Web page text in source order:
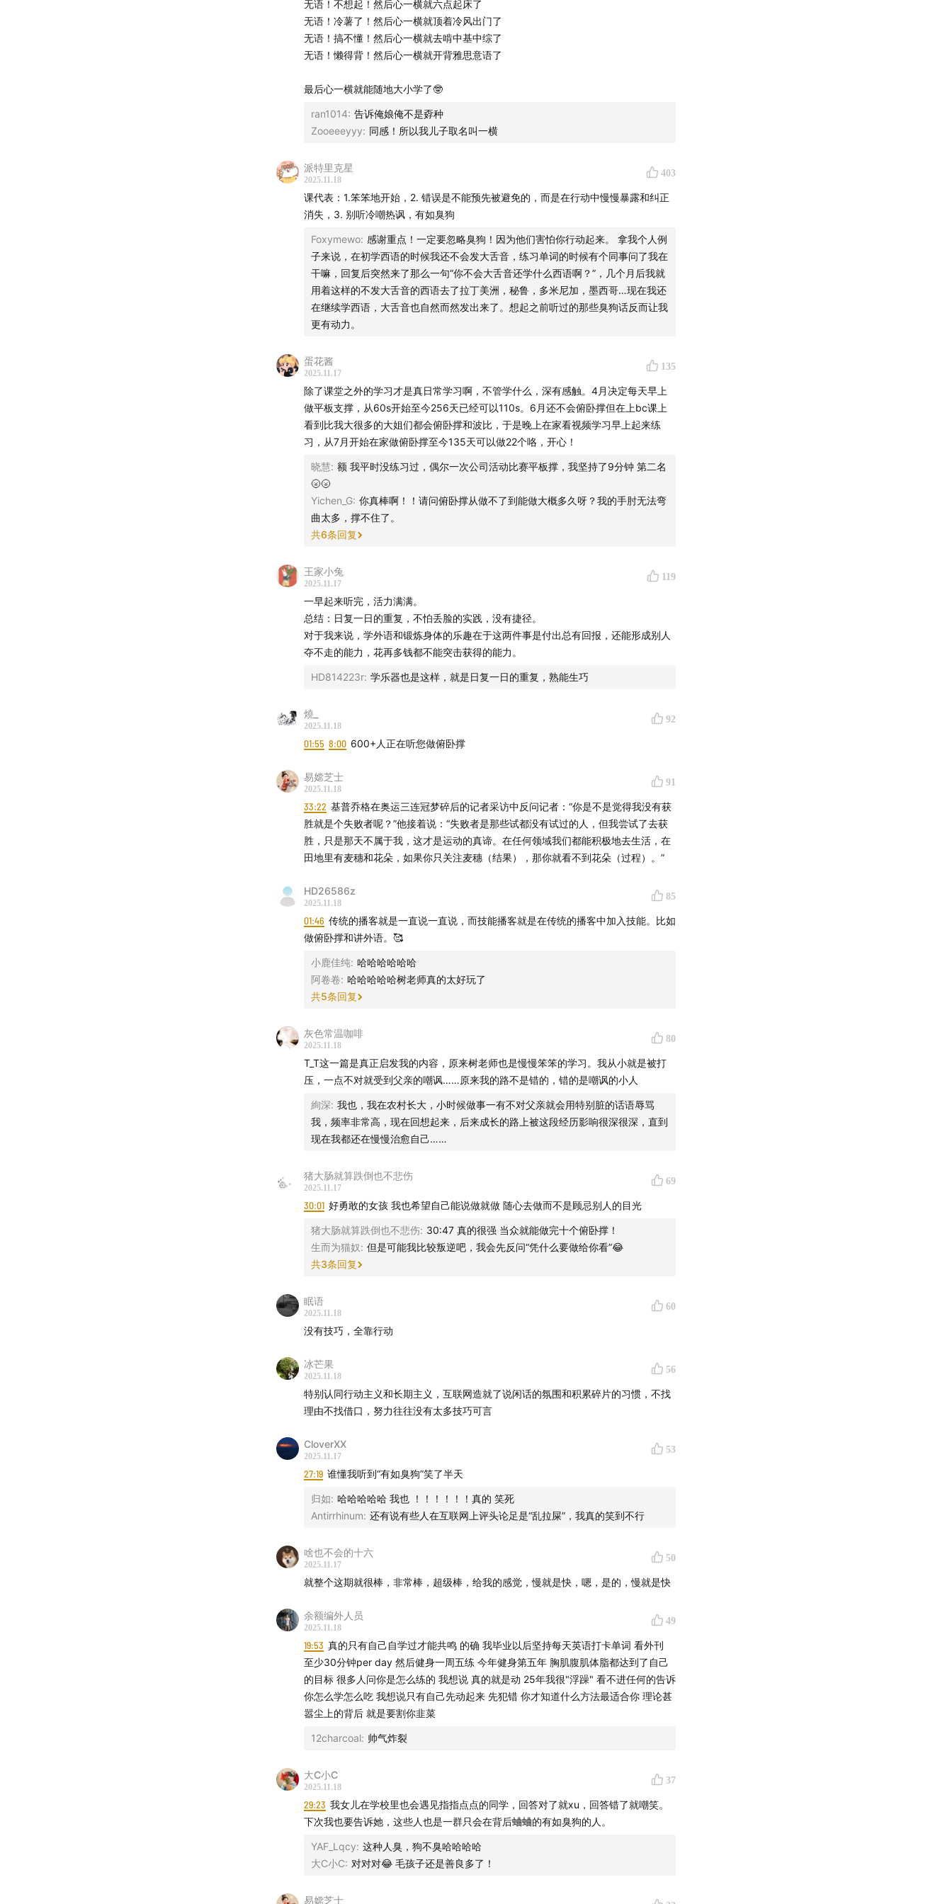
无语！不想起！然后心一横就六点起床了
无语！冷薯了！然后心一横就顶着冷风出门了
无语！搞不懂！然后心一横就去啃中基中综了
无语！懒得背！然后心一横就开背雅思意语了
最后心一横就能随地大小学了🤓
ran1014: 告诉俺娘俺不是孬种
Zooeeeyyy: 同感！所以我儿子取名叫一横
派特里克星
2025.11.18
403
课代表：1.笨笨地开始，2. 错误是不能预先被避免的，而是在行动中慢慢暴露和纠正
消失，3. 别听冷嘲热讽，有如臭狗
Foxymewo: 感谢重点！一定要忽略臭狗！因为他们害怕你行动起来。 拿我个人例
子来说，在初学西语的时候我还不会发大舌音，练习单词的时候有个同事问了我在
干嘛，回复后突然来了那么一句“你不会大舌音还学什么西语啊？”，几个月后我就
用着这样的不发大舌音的西语去了拉丁美洲，秘鲁，多米尼加，墨西哥…现在我还
在继续学西语，大舌音也自然而然发出来了。想起之前听过的那些臭狗话反而让我
更有动力。
蛋花酱
2025.11.17
135
除了课堂之外的学习才是真日常学习啊，不管学什么，深有感触。4月决定每天早上
做平板支撑，从60s开始至今256天已经可以110s。6月还不会俯卧撑但在上bc课上
看到比我大很多的大姐们都会俯卧撑和波比，于是晚上在家看视频学习早上起来练
习，从7月开始在家做俯卧撑至今135天可以做22个咯，开心！
晓慧: 额 我平时没练习过，偶尔一次公司活动比赛平板撑，我坚持了9分钟 第二名
🌝🌝
Yichen_G: 你真棒啊！！请问俯卧撑从做不了到能做大概多久呀？我的手肘无法弯
曲太多，撑不住了。
共6条回复
王家小兔
2025.11.17
119
一早起来听完，活力满满。
总结：日复一日的重复，不怕丢脸的实践，没有捷径。
对于我来说，学外语和锻炼身体的乐趣在于这两件事是付出总有回报，还能形成别人
夺不走的能力，花再多钱都不能突击获得的能力。
HD814223r: 学乐器也是这样，就是日复一日的重复，熟能生巧
燒_
2025.11.18
92
01:55 8:00 600+人正在听您做俯卧撑
易嫦芝士
2025.11.18
91
33:22 基普乔格在奥运三连冠梦碎后的记者采访中反问记者：“你是不是觉得我没有获
胜就是个失败者呢？”他接着说：“失败者是那些试都没有试过的人，但我尝试了去获
胜，只是那天不属于我，这才是运动的真谛。在任何领域我们都能积极地去生活，在
田地里有麦穗和花朵，如果你只关注麦穗（结果），那你就看不到花朵（过程）。”
HD26586z
2025.11.18
85
01:46 传统的播客就是一直说一直说，而技能播客就是在传统的播客中加入技能。比如
做俯卧撑和讲外语。🥰
小鹿佳纯: 哈哈哈哈哈哈
阿卷卷: 哈哈哈哈哈树老师真的太好玩了
共5条回复
灰色常温咖啡
2025.11.18
80
T_T这一篇是真正启发我的内容，原来树老师也是慢慢笨笨的学习。我从小就是被打
压，一点不对就受到父亲的嘲讽……原来我的路不是错的，错的是嘲讽的小人
絢深: 我也，我在农村长大，小时候做事一有不对父亲就会用特别脏的话语辱骂
我，频率非常高，现在回想起来，后来成长的路上被这段经历影响很深很深，直到
现在我都还在慢慢治愈自己……
猪大肠就算跌倒也不悲伤
2025.11.17
69
30:01 好勇敢的女孩 我也希望自己能说做就做 随心去做而不是顾忌别人的目光
猪大肠就算跌倒也不悲伤: 30:47 真的很强 当众就能做完十个俯卧撑！
生而为猫奴: 但是可能我比较叛逆吧，我会先反问“凭什么要做给你看”😂
共3条回复
眠语
2025.11.18
60
没有技巧，全靠行动
冰芒果
2025.11.18
56
特别认同行动主义和长期主义，互联网造就了说闲话的氛围和积累碎片的习惯，不找
理由不找借口，努力往往没有太多技巧可言
CloverXX
2025.11.17
53
27:19 谁懂我听到“有如臭狗”笑了半天
归如: 哈哈哈哈哈 我也 ！！！！！！真的 笑死
Antirrhinum: 还有说有些人在互联网上评头论足是“乱拉屎”，我真的笑到不行
啥也不会的十六
2025.11.17
50
就整个这期就很棒，非常棒，超级棒，给我的感觉，慢就是快，嗯，是的，慢就是快
余额编外人员
2025.11.18
49
19:53 真的只有自己自学过才能共鸣 的确 我毕业以后坚持每天英语打卡单词 看外刊
至少30分钟per day 然后健身一周五练 今年健身第五年 胸肌腹肌体脂都达到了自己
的目标 很多人问你是怎么练的 我想说 真的就是动 25年我很"浮躁" 看不进任何的告诉
你怎么学怎么吃 我想说只有自己先动起来 先犯错 你才知道什么方法最适合你 理论甚
嚣尘上的背后 就是要割你韭菜
12charcoal: 帅气炸裂
大C小C
2025.11.18
37
29:23 我女儿在学校里也会遇见指指点点的同学，回答对了就xu，回答错了就嘲笑。
下次我也要告诉她，这些人也是一群只会在背后蛐蛐的有如臭狗的人。
YAF_Lqcy: 这种人臭，狗不臭哈哈哈哈
大C小C: 对对对😂 毛孩子还是善良多了！
易嫦芝士